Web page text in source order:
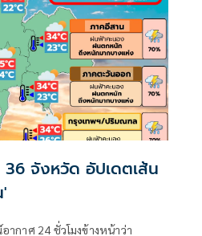
จังหวัด อัปเดตเส้น
'
กาศ 24 ชั่วโมงข้างหน้าว่า